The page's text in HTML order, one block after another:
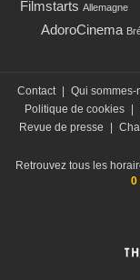
Filmstarts Allemagne
AdoroCinema
Contact | Qui sommes-
Politique de cookies |
Revue de presse
|
Retrouvez tous les
0